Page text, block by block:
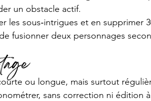
un obstacle actif.
les sous‑intrigues et en supprimer
fusionner deux personnages
ou longue, mais surtout
sans correction ni édition